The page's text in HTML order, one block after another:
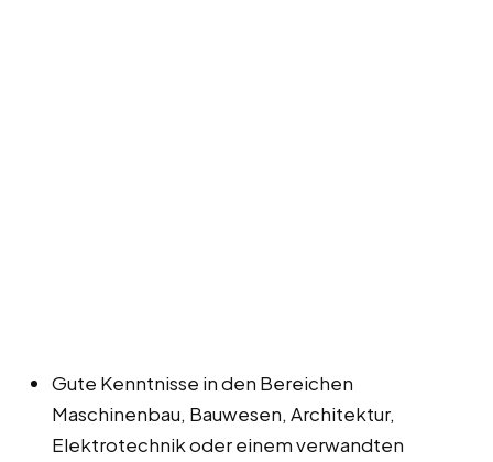
Gute Kenntnisse in den Bereichen
Maschinenbau, Bauwesen, Architektur,
Elektrotechnik oder einem verwandten